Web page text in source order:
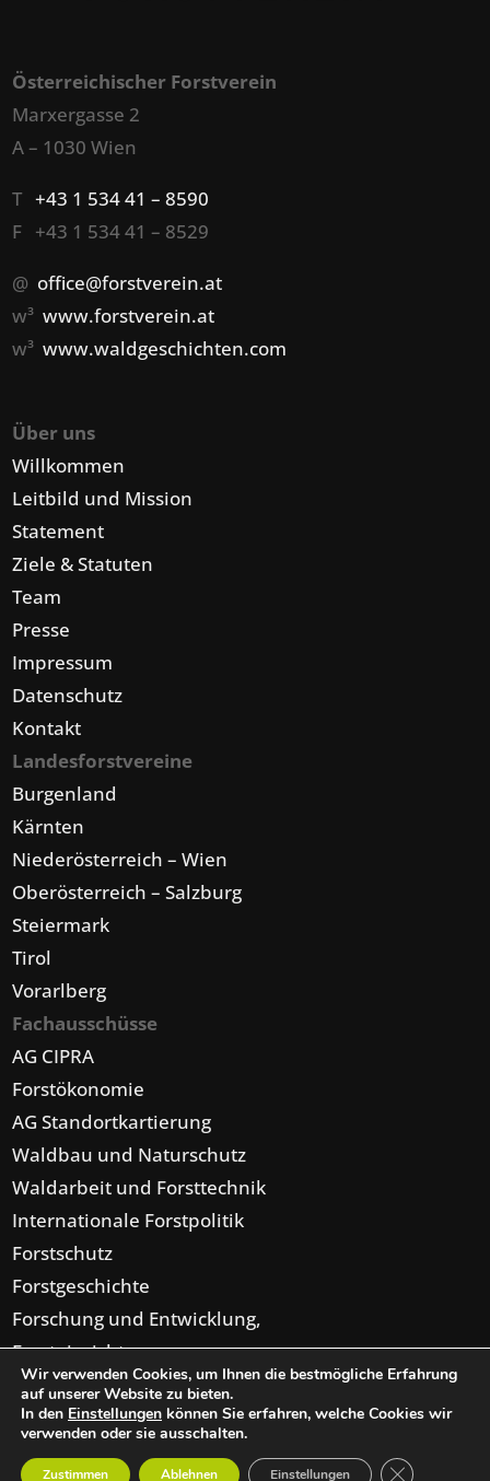
Österreichischer Forstverein
Marxergasse 2
A – 1030 Wien
T+43 1 534 41 – 8590
F +43 1 534 41 – 8529
@ office@forstverein.at
w³www.forstverein.at
w³www.waldgeschichten.com
Über uns
Willkommen
Leitbild und Mission
Statement
Ziele & Statuten
Team
Presse
Impressum
Datenschutz
Kontakt
Landesforstvereine
Burgenland
Kärnten
Niederösterreich – Wien
Oberösterreich – Salzburg
Steiermark
Tirol
Vorarlberg
Fachausschüsse
AG CIPRA
Forstökonomie
AG Standortkartierung
Waldbau und Naturschutz
Waldarbeit und Forsttechnik
Internationale Forstpolitik
Forstschutz
Forstgeschichte
Forschung und Entwicklung,
Forsteinrichtung,
Digitalisierung
Wir verwenden Cookies, um Ihnen die bestmögliche Erfahrung
auf unserer Website zu bieten.
In den Einstellungen können Sie erfahren, welche Cookies wir
verwenden oder sie ausschalten.
Zustimmen Ablehnen Einstellungen GDPR